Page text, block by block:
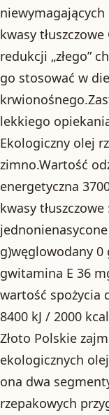
niewymagających
kwasy
redukcji „złego”
go stosować w
lekkiego
Ekologiczny olej
zimno.Wartość
energetyczna
kwasy
g)węglowodany 0
gwitamina E 36
wartość spożycia
8400 kJ / 2000
Złoto Polskie
ekologicznych
ona dwa
rzepakowych